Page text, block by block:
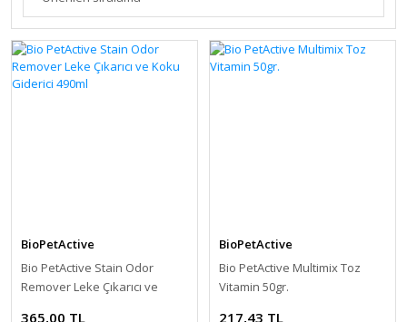
BioPetActive
Bio PetActive Stain Odor
Remover Leke Çıkarıcı ve
365,00 TL
BioPetActive
Bio PetActive Multimix Toz
Vitamin 50gr.
217,43 TL